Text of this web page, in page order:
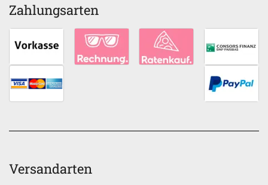
Zahlungsarten
Versandarten